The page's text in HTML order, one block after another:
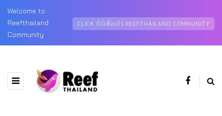
Welcome to
Reefthailand
Community
CLICK ที่นี่เพื่อเข้า REEFTHAILAND COMMUNITY